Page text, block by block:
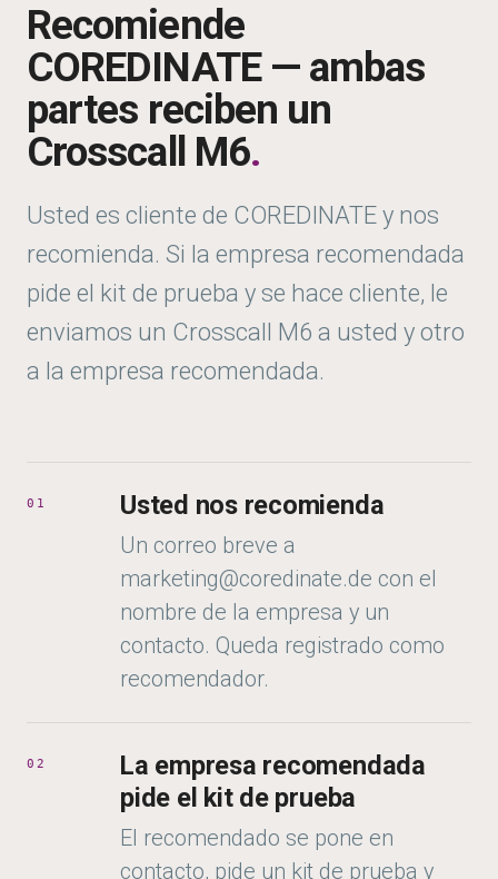
Recomiende
COREDINATE — ambas
partes reciben un
Crosscall M6.
Usted es cliente de COREDINATE y nos
recomienda. Si la empresa recomendada
pide el kit de prueba y se hace cliente, le
enviamos un Crosscall M6 a usted y otro
a la empresa recomendada.
01 Usted nos recomienda
Un correo breve a
marketing@coredinate.de con el
nombre de la empresa y un
contacto. Queda registrado como
recomendador.
02
La empresa recomendada
pide el kit de prueba
El recomendado se pone en
contacto, pide un kit de prueba y